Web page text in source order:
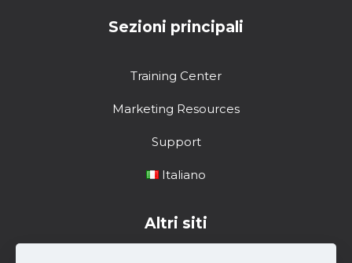
Sezioni principali
Training Center
Marketing Resources
Support
Italiano
Altri siti